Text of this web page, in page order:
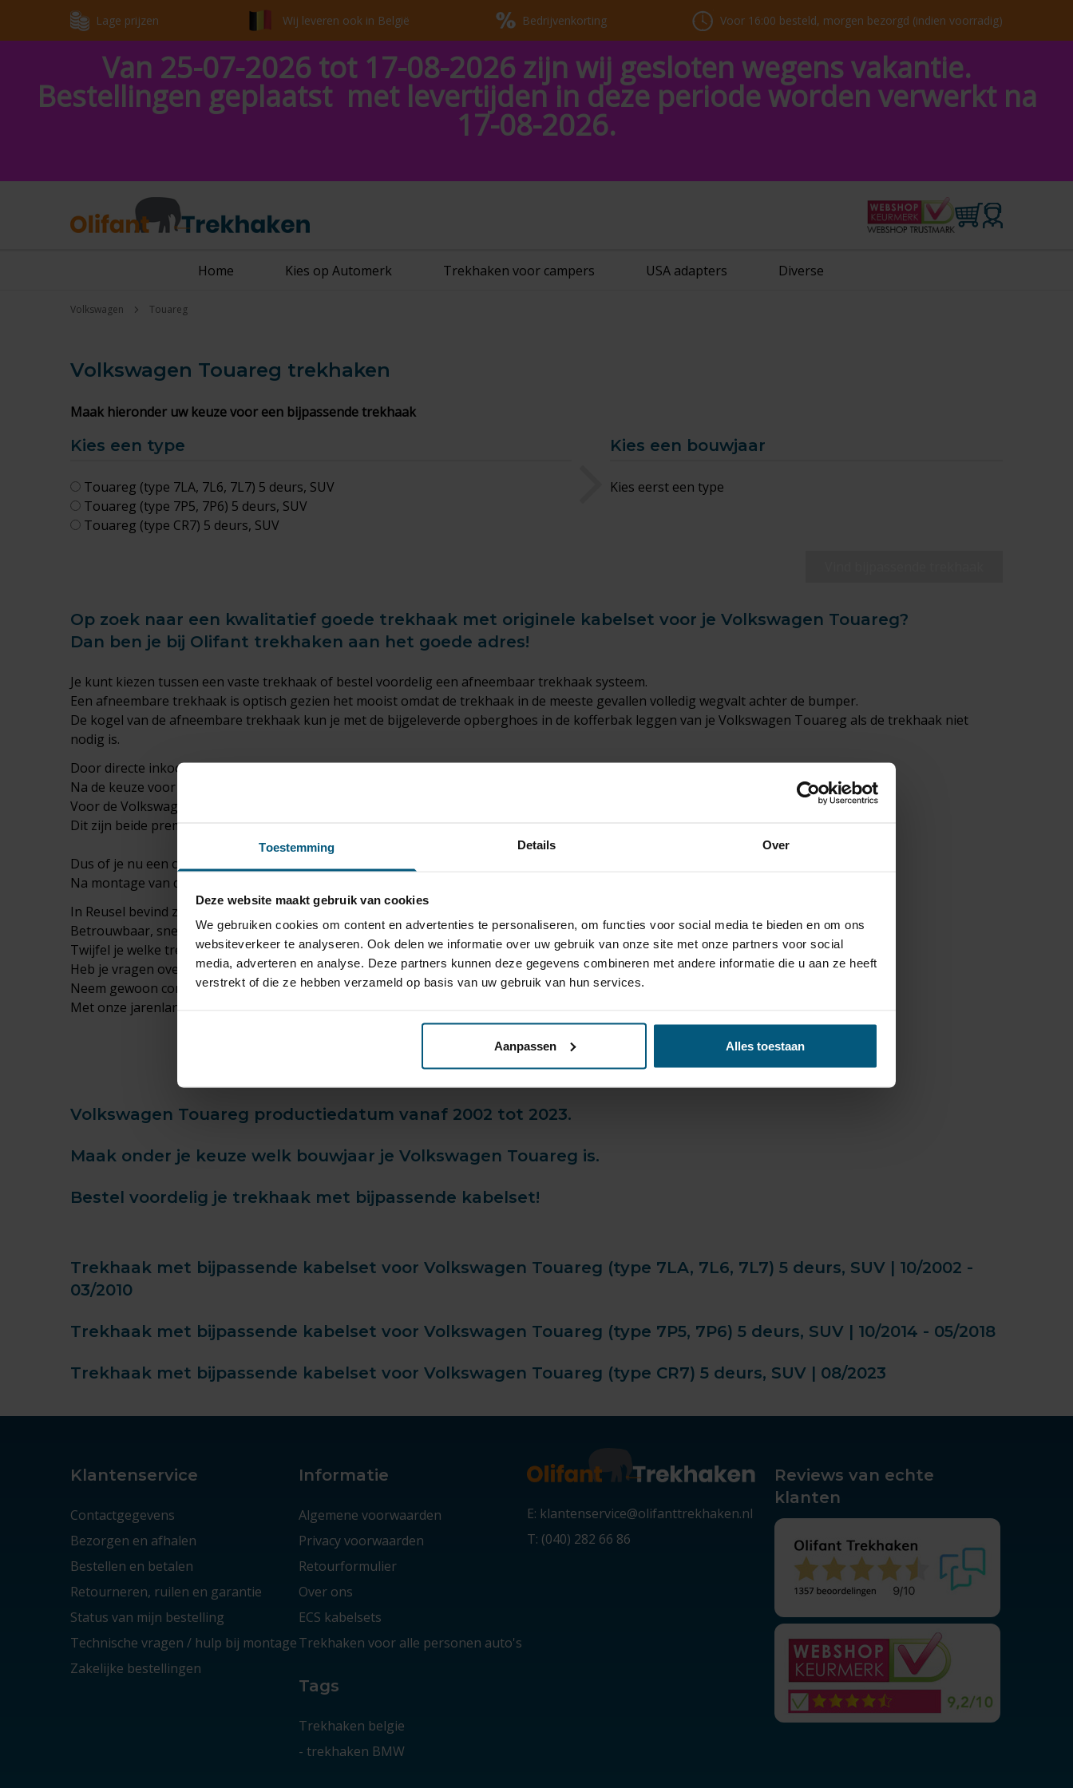
Toestemming Details Over
Deze website maakt gebruik van cookies
We gebruiken cookies om content en advertenties te personaliseren, om functies voor social media te bieden en om ons
websiteverkeer te analyseren. Ook delen we informatie over uw gebruik van onze site met onze partners voor social
media, adverteren en analyse. Deze partners kunnen deze gegevens combineren met andere informatie die u aan ze heeft
verstrekt of die ze hebben verzameld op basis van uw gebruik van hun services.
Aanpassen Alles toestaan
Lage prijzen Wij leveren ook in België Bedrijvenkorting Voor 16:00 besteld, morgen bezorgd (indien voorradig)
Van 25-07-2026 tot 17-08-2026 zijn wij gesloten wegens vakantie.
Bestellingen geplaatst met levertijden in deze periode worden verwerkt na
17-08-2026.
Home Kies op Automerk Trekhaken voor campers USA adapters Diverse
Volkswagen Touareg
Volkswagen Touareg trekhaken
Maak hieronder uw keuze voor een bijpassende trekhaak
Kies een type
Touareg (type 7LA, 7L6, 7L7) 5 deurs, SUV
Touareg (type 7P5, 7P6) 5 deurs, SUV
Touareg (type CR7) 5 deurs, SUV
Kies een bouwjaar
Kies eerst een type
Op zoek naar een kwalitatief goede trekhaak met originele kabelset voor je Volkswagen Touareg?
Dan ben je bij Olifant trekhaken aan het goede adres!
Je kunt kiezen tussen een vaste trekhaak of bestel voordelig een afneembaar trekhaak systeem.
Een afneembare trekhaak is optisch gezien het mooist omdat de trekhaak in de meeste gevallen volledig wegvalt achter de bumper.
De kogel van de afneembare trekhaak kun je met de bijgeleverde opberghoes in de kofferbak leggen van je Volkswagen Touareg als de trekhaak niet
nodig is.
Door directe inkoop bij onze trekhaak fabrikanten Steinhof, Autohak en GDW kunnen wij de voordeligste prijzen bieden.
Na de keuze voor de juiste trekhaak dient er ook goed nagedacht te worden over de trekhaak bekabeling.
Voor de Volkswagen Touareg zijn er wagenspecifieke of originele
Dit zijn beide premium merken kabelsets wat een jarenlange probleemloze werking gaat garanderen!
Dus of je nu een caravan gaat trekken, op pad gaat met een paardentrailer of toch de trekhaak gebruikt voor je
Na montage van de trekhaak op je Volkswagen Touareg kun je veilig op weg.
In Reusel bevind zich ons magazijn met een grote voorraad vaste en
Betrouwbaar, snel geleverd, vaak binnen 24 uur!
Twijfel je welke trekhaak set het beste past?
Heb je vragen over de universele kabelsets?
Neem gewoon contactmet ons op!
Met onze jarenlange ervaring geeft Olifant trekhaken je graag een eerlijk en onafhankelijk advies.
Volkswagen Touareg productiedatum vanaf 2002 tot 2023.
Maak onder je keuze welk bouwjaar je Volkswagen Touareg is.
Bestel voordelig je trekhaak met bijpassende kabelset!
Trekhaak met bijpassende kabelset voor Volkswagen Touareg (type 7LA, 7L6, 7L7) 5 deurs, SUV | 10/2002 -
03/2010
Trekhaak met bijpassende kabelset voor Volkswagen Touareg (type 7P5, 7P6) 5 deurs, SUV | 10/2014 - 05/2018
Trekhaak met bijpassende kabelset voor Volkswagen Touareg (type CR7) 5 deurs, SUV | 08/2023
Klantenservice
Contactgegevens
Bezorgen en afhalen
Bestellen en betalen
Retourneren, ruilen en garantie
Status van mijn bestelling
Technische vragen / hulp bij montage
Zakelijke bestellingen
Informatie
Algemene voorwaarden
Privacy voorwaarden
Retourformulier
Over ons
ECS kabelsets
Trekhaken voor alle personen auto's
Tags
Trekhaken belgie
- trekhaken BMW
E: klantenservice@olifanttrekhaken.nl
T: (040) 282 66 86
Reviews van echte
klanten